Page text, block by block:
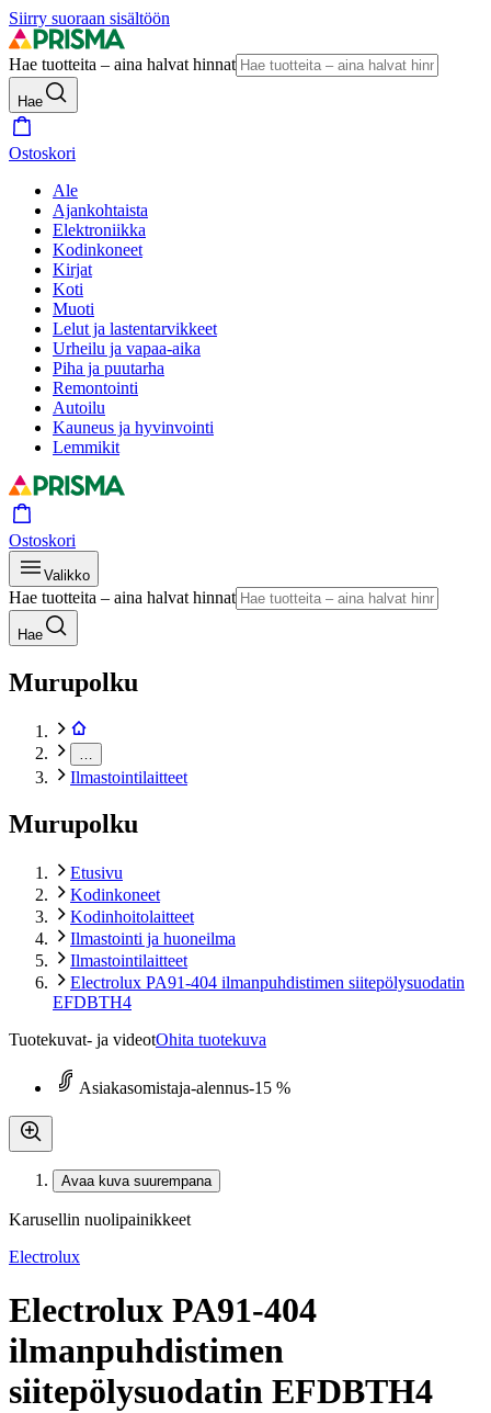
Siirry suoraan sisältöön
Hae tuotteita – aina halvat hinnat
Hae
Ostoskori
Ale
Ajankohtaista
Elektroniikka
Kodinkoneet
Kirjat
Koti
Muoti
Lelut ja lastentarvikkeet
Urheilu ja vapaa-aika
Piha ja puutarha
Remontointi
Autoilu
Kauneus ja hyvinvointi
Lemmikit
Ostoskori
Valikko
Hae tuotteita – aina halvat hinnat
Hae
Murupolku
Ilmastointilaitteet
Murupolku
Etusivu
Kodinkoneet
Kodinhoitolaitteet
Ilmastointi ja huoneilma
Ilmastointilaitteet
Electrolux PA91-404 ilmanpuhdistimen siitepölysuodatin
EFDBTH4
Tuotekuvat- ja videotOhita tuotekuva
Asiakasomistaja-alennus-15 %
Avaa kuva suurempana
Karusellin nuolipainikkeet
Electrolux
Electrolux PA91-404
ilmanpuhdistimen
siitepölysuodatin EFDBTH4